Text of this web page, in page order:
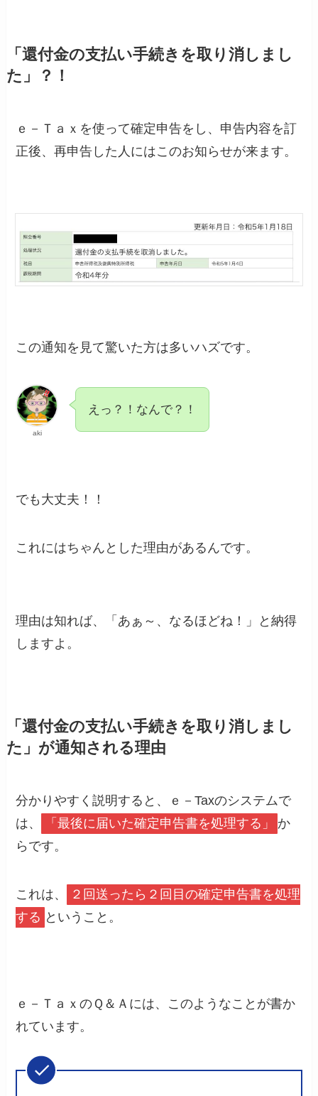
「還付金の支払い手続きを取り消しまし
た」？！
ｅ－Ｔａｘを使って確定申告をし、申告内容を訂
正後、再申告した人にはこのお知らせが来ます。
この通知を見て驚いた方は多いハズです。
aki
えっ？！なんで？！
でも大丈夫！！
これにはちゃんとした理由があるんです。
理由は知れば、「あぁ～、なるほどね！」と納得
しますよ。
「還付金の支払い手続きを取り消しまし
た」が通知される理由
分かりやすく説明すると、ｅ－Taxのシステムで
は、
「最後に届いた確定申告書を処理する」
か
らです。
これは、
２回送ったら２回目の確定申告書を処理
する ということ。
ｅ－ＴａｘのＱ＆Ａには、このようなことが書か
れています。